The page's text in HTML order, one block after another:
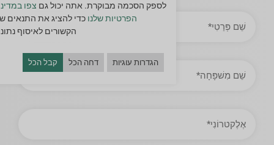
פְּרַטִי
מִשׁפָּחָה
אימייל
לספק הסכמה מבוקרת. אתה יכול גם צפו
הפרטיות שלנו כדי להציג את התנאים
הקשורים לאיסוף
הגדרות עוגיות דחה הכל קבל הכל